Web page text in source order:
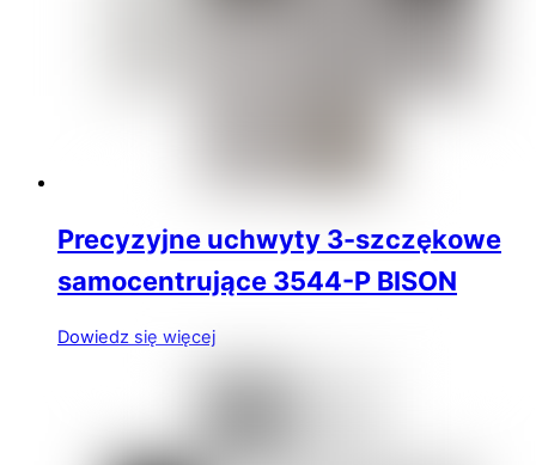
Precyzyjne uchwyty 3-szczękowe
samocentrujące 3544-P BISON
Dowiedz się więcej